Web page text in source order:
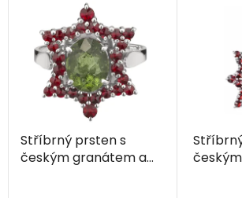
Stříbrný prsten s
českým granátem a